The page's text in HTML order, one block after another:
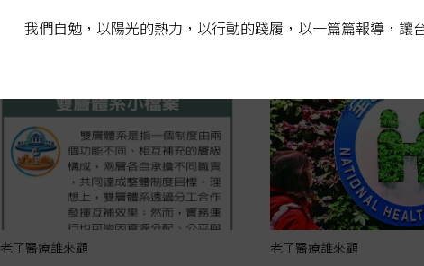
老了醫療誰來顧 老了醫療誰來顧
我們自勉，以陽光的熱力，以行動的踐履，以一篇篇報導，讓